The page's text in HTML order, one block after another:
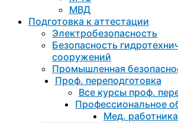
МВД
Подготовка к aттестации
Электробезопасность
Безопасность
сооружений
Промышленная
Проф. переподготовка
Все курсы проф.
Профессиональное
Мед.